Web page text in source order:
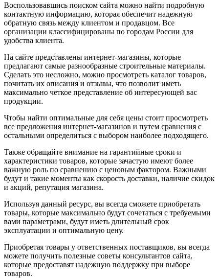
Воспользовавшись поиском сайта можно найти подробную
контактную информацию, которая обеспечит надежную
обратную связь между клиентом и продавцом. Все
организации классифицированы по городам России для
удобства клиента.
На сайте представлены интернет-магазины, которые
предлагают самые разнообразные строительные материалы.
Сделать это несложно, можно просмотреть каталог товаров,
почитать их описания и отзывы, что позволит иметь
максимально четкое представление об интересующей вас
продукции.
Чтобы найти оптимальные для себя цены стоит просмотреть
все предложения интернет-магазинов и путем сравнения с
остальными определиться с выбором наиболее подходящего.
Также обращайте внимание на гарантийные сроки и
характеристики товаров, которые зачастую имеют более
важную роль по сравнению с ценовым фактором. Важными
будут и такие моменты как скорость доставки, наличие скидок
и акций, репутация магазина.
Используя данный ресурс, вы всегда сможете приобретать
товары, которые максимально будут сочетаться с требуемыми
вами параметрами, будут иметь длительный срок
эксплуатации и оптимальную цену.
Приобретая товары у ответственных поставщиков, вы всегда
можете получить полезные советы консультантов сайта,
которые предоставят надежную поддержку при выборе
товаров.